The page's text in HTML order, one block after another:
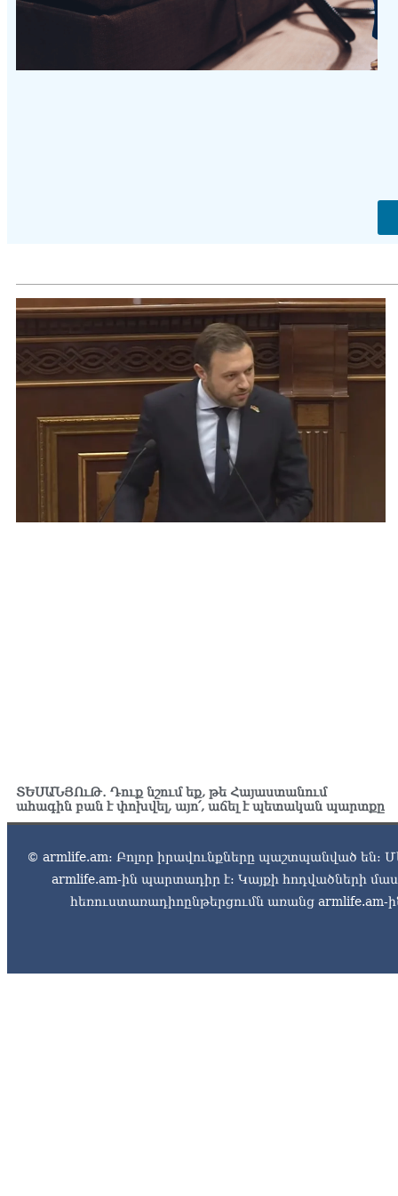
ՏԵՍԱՆՅՈւԹ․ Դուք նշում եք, թե Հայաստանում
ահագին բան է փոխվել, այո՛, աճել է պետական պարտքը
© armlife.am: Բոլոր իրավունքները պաշտպանված են:
armlife.am-ին պարտադիր է: Կայքի հոդվածների
հեռուստառադիոընթերցումն առանց armlife.am-